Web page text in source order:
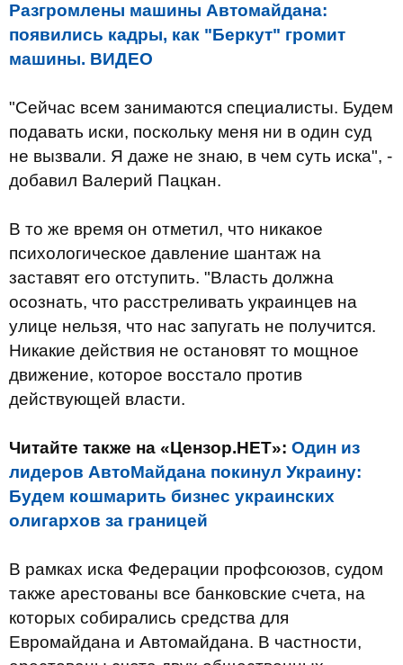
Разгромлены машины Автомайдана:
появились кадры, как "Беркут" громит
машины. ВИДЕО
"Сейчас всем занимаются специалисты. Будем
подавать иски, поскольку меня ни в один суд
не вызвали. Я даже не знаю, в чем суть иска", -
добавил Валерий Пацкан.
В то же время он отметил, что никакое
психологическое давление шантаж на
заставят его отступить. "Власть должна
осознать, что расстреливать украинцев на
улице нельзя, что нас запугать не получится.
Никакие действия не остановят то мощное
движение, которое восстало против
действующей власти.
Читайте также на «Цензор.НЕТ»: Один из
лидеров АвтоМайдана покинул Украину:
Будем кошмарить бизнес украинских
олигархов за границей
В рамках иска Федерации профсоюзов, судом
также арестованы все банковские счета, на
которых собирались средства для
Евромайдана и Автомайдана. В частности,